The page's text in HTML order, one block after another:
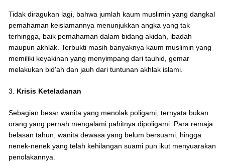
Tidak diragukan lagi, bahwa jumlah kaum muslimin yang dangkal
pemahaman keislamannya menunjukkan angka yang tak
terhingga, baik pemahaman dalam bidang akidah, ibadah
maupun akhlak. Terbukti masih banyaknya kaum muslimin yang
memiliki keyakinan yang menyimpang dari tauhid, gemar
melakukan bid'ah dan jauh dari tuntunan akhlak islami.
3. Krisis Keteladanan
Sebagian besar wanita yang menolak poligami, ternyata bukan
orang yang pernah mengalami pahitnya dipoligami. Para remaja
belasan tahun, wanita dewasa yang belum bersuami, hingga
nenek-nenek yang telah kehilangan suami pun ikut menyuarakan
penolakannya.